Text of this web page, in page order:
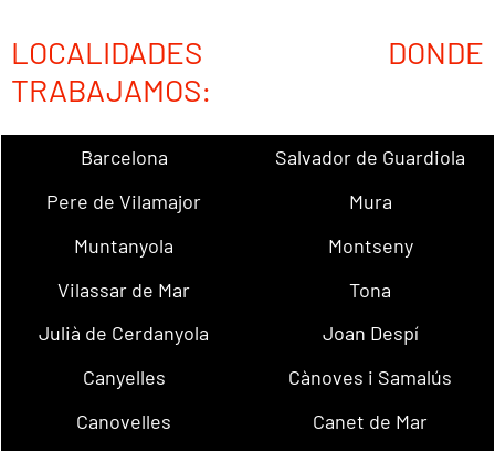
LOCALIDADES DONDE
TRABAJAMOS:
Barcelona
Salvador de Guardiola
Pere de Vilamajor
Mura
Muntanyola
Montseny
Vilassar de Mar
Tona
Julià de Cerdanyola
Joan Despí
Canyelles
Cànoves i Samalús
Canovelles
Canet de Mar